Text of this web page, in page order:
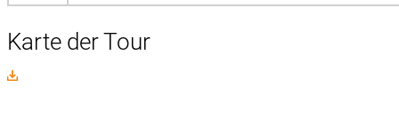
Karte der Tour